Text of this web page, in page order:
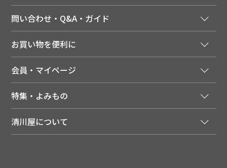
問い合わせ・Q&A・ガイド
ご利用ガイド
領収書について
送料について
配達日について
返品について
お買い物を便利に
季節のカタログを無料でお届け
店舗・ECポイント共通アプリ
LINEお友だち登録
会員・マイページ
会員特典について
注文履歴
特集・よみもの
メディア掲載商品
清川屋について